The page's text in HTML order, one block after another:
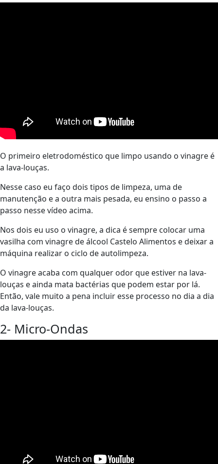
O primeiro eletrodoméstico que limpo usando o vinagre é
a lava-louças.
Nesse caso eu faço dois tipos de limpeza, uma de
manutenção e a outra mais pesada, eu ensino o passo a
passo nesse vídeo acima.
Nos dois eu uso o vinagre, a dica é sempre colocar uma
vasilha com vinagre de álcool Castelo Alimentos e deixar a
máquina realizar o ciclo de autolimpeza.
O vinagre acaba com qualquer odor que estiver na lava-
louças e ainda mata bactérias que podem estar por lá.
Então, vale muito a pena incluir esse processo no dia a dia
da lava-louças.
2- Micro-Ondas